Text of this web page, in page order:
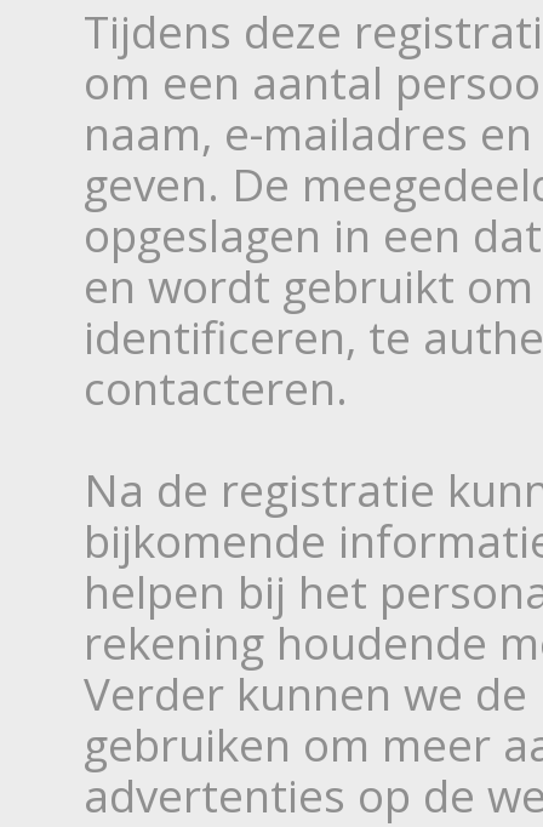
Tijdens deze
om een aantal
naam, e-mailadres
geven. De
opgeslagen in een
en wordt gebruikt
identificeren, te
contacteren.
Na de registratie
bijkomende
helpen bij het
rekening houdende
Verder kunnen we
gebruiken om meer
advertenties op de